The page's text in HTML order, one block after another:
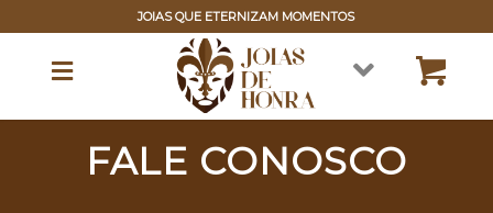
JOIAS QUE ETERNIZAM MOMENTOS
FALE CONOSCO